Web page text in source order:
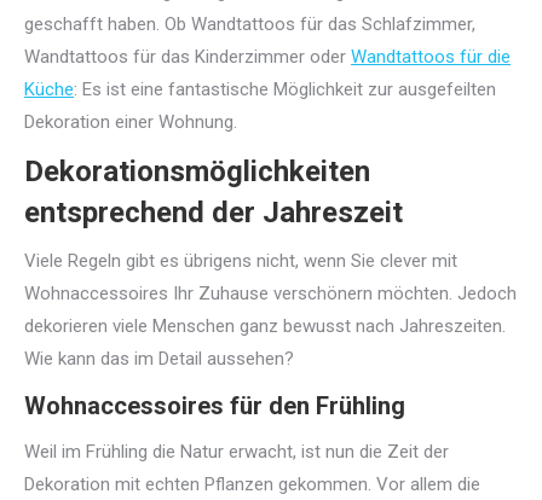
geschafft haben. Ob Wandtattoos für das Schlafzimmer,
Wandtattoos für das Kinderzimmer oder Wandtattoos für die
Küche: Es ist eine fantastische Möglichkeit zur ausgefeilten
Dekoration einer Wohnung.
Dekorationsmöglichkeiten
entsprechend der Jahreszeit
Viele Regeln gibt es übrigens nicht, wenn Sie clever mit
Wohnaccessoires Ihr Zuhause verschönern möchten. Jedoch
dekorieren viele Menschen ganz bewusst nach Jahreszeiten.
Wie kann das im Detail aussehen?
Wohnaccessoires für den Frühling
Weil im Frühling die Natur erwacht, ist nun die Zeit der
Dekoration mit echten Pflanzen gekommen. Vor allem die